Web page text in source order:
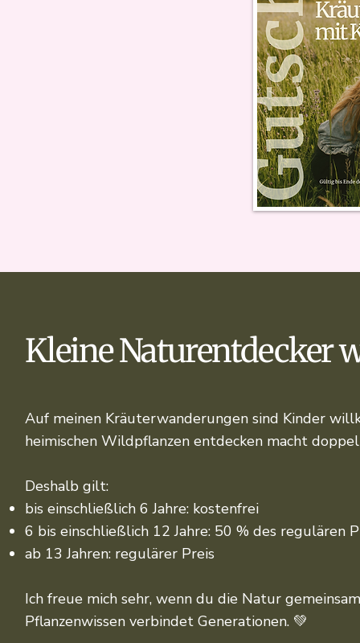
Kleine Naturentdecker
Auf meinen Kräuterwanderungen sind Kinder
heimischen Wildpflanzen entdecken macht
Deshalb gilt:
bis einschließlich 6 Jahre: kostenfrei
6 bis einschließlich 12 Jahre: 50 % des regulären
ab 13 Jahren: regulärer Preis
Ich freue mich sehr, wenn du die Natur
Pflanzenwissen verbindet Generationen. 💚